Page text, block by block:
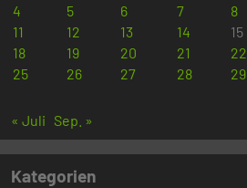
4
5 6 7 8
11
12 13 14 15
18
19 20 21 22
25
26 27 28 29
« Juli Sep. »
Kategorien